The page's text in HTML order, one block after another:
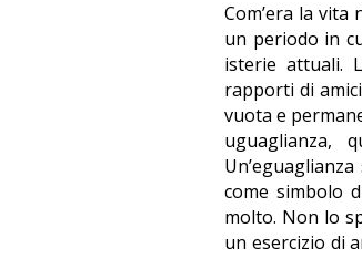
Com’era la vita
un periodo in
isterie attuali.
rapporti di
vuota e
uguaglianza,
come simbolo
molto. Non lo
un esercizio di